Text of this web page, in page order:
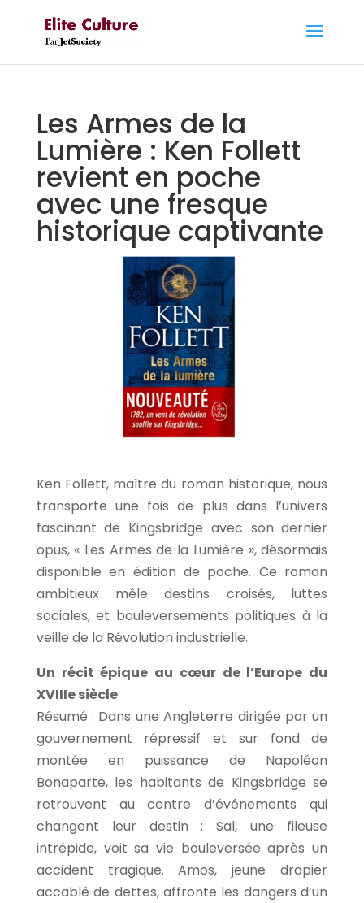
Les Armes de la
Lumière : Ken Follett
revient en poche
avec une fresque
historique captivante
Ken Follett, maître du roman historique, nous
transporte une fois de plus dans l’univers
fascinant de Kingsbridge avec son dernier
opus, « Les Armes de la Lumière », désormais
disponible en édition de poche. Ce roman
ambitieux mêle destins croisés, luttes
sociales, et bouleversements politiques à la
veille de la Révolution industrielle.
Un récit épique au cœur de l’Europe du
XVIIIe siècle
Résumé : Dans une Angleterre dirigée par un
gouvernement répressif et sur fond de
montée en puissance de Napoléon
Bonaparte, les habitants de Kingsbridge se
retrouvent au centre d’événements qui
changent leur destin : Sal, une fileuse
intrépide, voit sa vie bouleversée après un
accident tragique. Amos, jeune drapier
accablé de dettes, affronte les dangers d’un